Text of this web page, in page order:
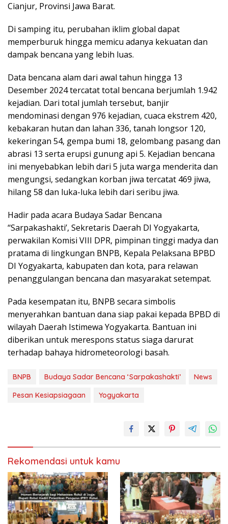
Cianjur, Provinsi Jawa Barat.
Di samping itu, perubahan iklim global dapat
memperburuk hingga memicu adanya kekuatan dan
dampak bencana yang lebih luas.
Data bencana alam dari awal tahun hingga 13
Desember 2024 tercatat total bencana berjumlah 1.942
kejadian. Dari total jumlah tersebut, banjir
mendominasi dengan 976 kejadian, cuaca ekstrem 420,
kebakaran hutan dan lahan 336, tanah longsor 120,
kekeringan 54, gempa bumi 18, gelombang pasang dan
abrasi 13 serta erupsi gunung api 5. Kejadian bencana
ini menyebabkan lebih dari 5 juta warga menderita dan
mengungsi, sedangkan korban jiwa tercatat 469 jiwa,
hilang 58 dan luka-luka lebih dari seribu jiwa.
Hadir pada acara Budaya Sadar Bencana
‘‘Sarpakashakti’, Sekretaris Daerah DI Yogyakarta,
perwakilan Komisi VIII DPR, pimpinan tinggi madya dan
pratama di lingkungan BNPB, Kepala Pelaksana BPBD
DI Yogyakarta, kabupaten dan kota, para relawan
penanggulangan bencana dan masyarakat setempat.
Pada kesempatan itu, BNPB secara simbolis
menyerahkan bantuan dana siap pakai kepada BPBD di
wilayah Daerah Istimewa Yogyakarta. Bantuan ini
diberikan untuk merespons status siaga darurat
terhadap bahaya hidrometeorologi basah.
BNPB Budaya Sadar Bencana ‘Sarpakashakti’
News
Pesan Kesiapsiagaan
Yogyakarta
Rekomendasi untuk kamu